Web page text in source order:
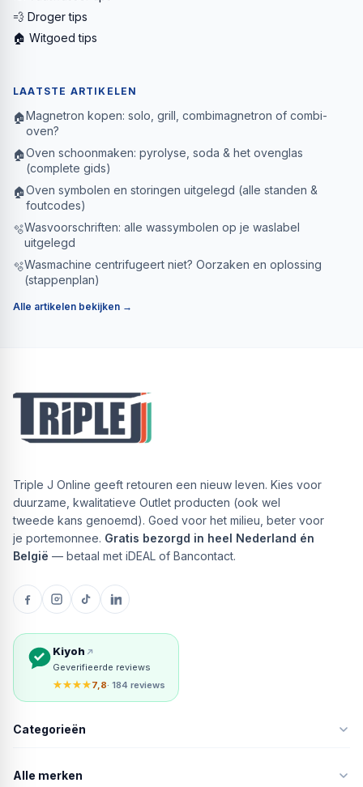
💨 Droger tips
🏠 Witgoed tips
LAATSTE ARTIKELEN
🏠Magnetron kopen: solo, grill, combimagnetron of combi-
oven?
🏠Oven schoonmaken: pyrolyse, soda & het ovenglas
(complete gids)
🏠Oven symbolen en storingen uitgelegd (alle standen &
foutcodes)
🫧Wasvoorschriften: alle wassymbolen op je waslabel
uitgelegd
🫧Wasmachine centrifugeert niet? Oorzaken en oplossing
(stappenplan)
Alle artikelen bekijken →
Triple J Online geeft retouren een nieuw leven. Kies voor
duurzame, kwalitatieve Outlet producten (ook wel
tweede kans genoemd). Goed voor het milieu, beter voor
je portemonnee. Gratis bezorgd in heel Nederland én
België — betaal met iDEAL of Bancontact.
Kiyoh
Geverifieerde reviews
★★★★7,8· 184 reviews
Categorieën
Alle merken